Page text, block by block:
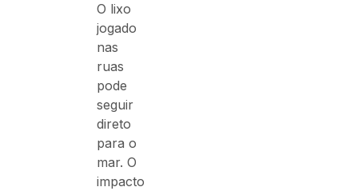
O lixo
jogado
nas
ruas
pode
seguir
direto
para o
mar. O
impacto